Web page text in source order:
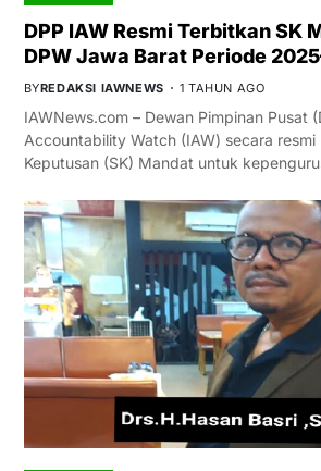
DPP IAW Resmi Terbitkan SK
DPW Jawa Barat Periode
BYREDAKSI IAWNEWS 1 TAHUN AGO
IAWNews.com – Dewan Pimpinan Pusat
Accountability Watch (IAW) secara
Keputusan (SK) Mandat untuk